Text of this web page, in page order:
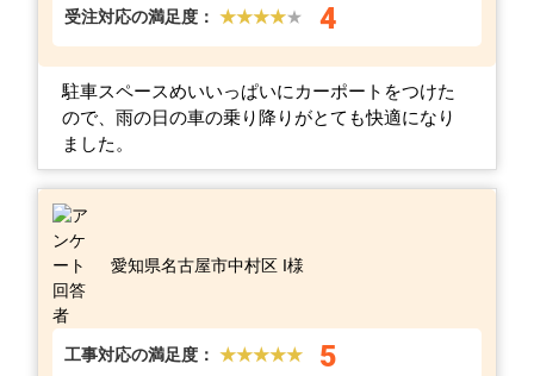
受注対応の満足度： ★★★★★ 4
駐車スペースめいいっぱいにカーポートをつけた
ので、雨の日の車の乗り降りがとても快適になり
ました。
愛知県名古屋市中村区 I様
工事対応の満足度： ★★★★★ 5